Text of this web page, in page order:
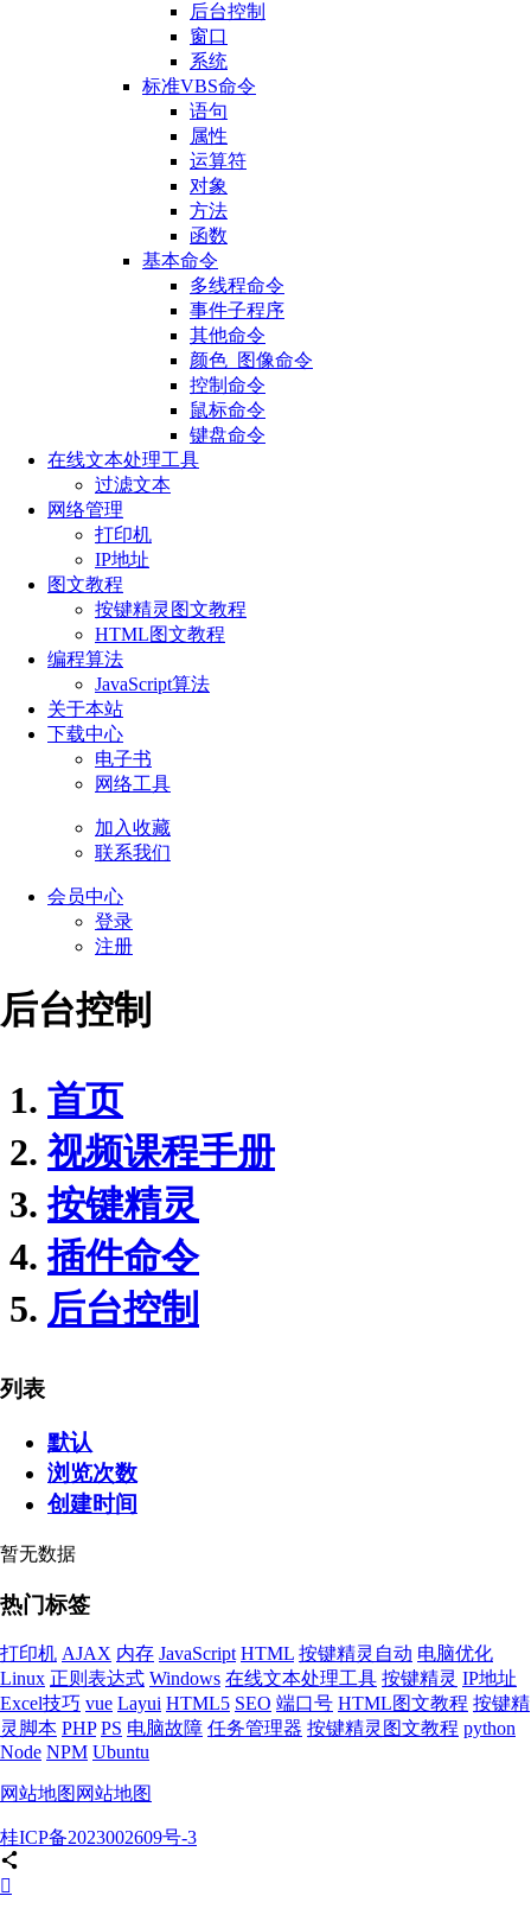
后台控制
窗口
系统
标准VBS命令
语句
属性
运算符
对象
方法
函数
基本命令
多线程命令
事件子程序
其他命令
颜色_图像命令
控制命令
鼠标命令
键盘命令
在线文本处理工具
过滤文本
网络管理
打印机
IP地址
图文教程
按键精灵图文教程
HTML图文教程
编程算法
JavaScript算法
关于本站
下载中心
电子书
网络工具
加入收藏
联系我们
会员中心
登录
注册
后台控制
首页
视频课程手册
按键精灵
插件命令
后台控制
列表
默认
浏览次数
创建时间
暂无数据
热门标签
打印机 AJAX 内存 JavaScript HTML 按键精灵自动 电脑优化
Linux 正则表达式 Windows 在线文本处理工具 按键精灵 IP地址
Excel技巧 vue Layui HTML5 SEO 端口号 HTML图文教程 按键精
灵脚本 PHP PS 电脑故障 任务管理器 按键精灵图文教程 python
Node NPM Ubuntu
网站地图 网站地图
桂ICP备2023002609号-3